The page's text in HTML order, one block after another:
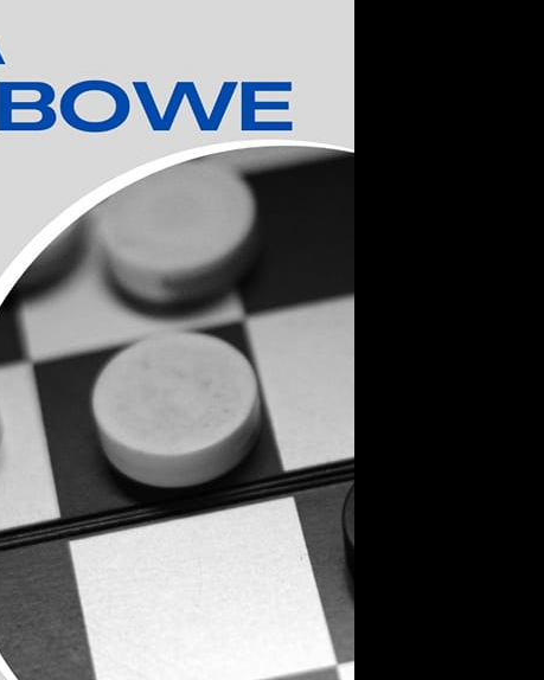
Ustawienia
Szanujemy Twoją prywatność. Możesz zmienić ustawienia
cookies lub zaakceptować je wszystkie. W dowolnym
momencie możesz dokonać zmiany swoich ustawień.
Niezbędne
Niezbędne pliki cookies służą do prawidłowego
funkcjonowania strony internetowej i umożliwiają Ci
komfortowe korzystanie z oferowanych przez nas usług.
Pliki cookies odpowiadają na podejmowane przez Ciebie
działania w celu m.in. dostosowania Twoich ustawień
preferencji prywatności, logowania czy wypełniania
formularzy. Dzięki plikom cookies strona, z której
korzystasz, może działać bez zakłóceń.
Więcej
Funkcjonalne i personalizacyjne
Tego typu pliki cookies umożliwiają stronie internetowej
zapamiętanie wprowadzonych przez Ciebie ustawień oraz
personalizację określonych funkcjonalności czy
prezentowanych treści.